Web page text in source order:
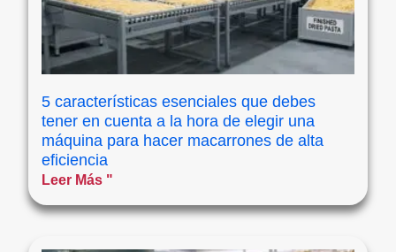
5 características esenciales que debes
tener en cuenta a la hora de elegir una
máquina para hacer macarrones de alta
eficiencia
Leer Más "